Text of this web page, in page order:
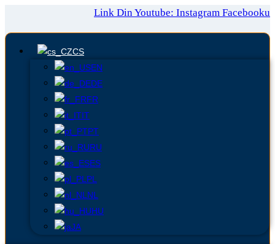
Link DinYoutube: Instagram Facebooku
CS
EN
DE
FR
IT
PT
RU
ES
PL
NL
HU
JA